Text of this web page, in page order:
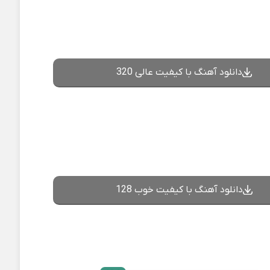
دانلود آهنگ با کیفیت عالی 320
دانلود آهنگ با کیفیت خوب 128